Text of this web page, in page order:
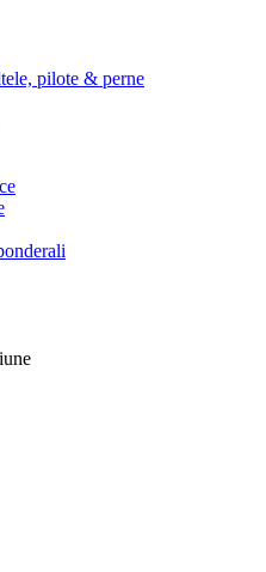
pilote & perne